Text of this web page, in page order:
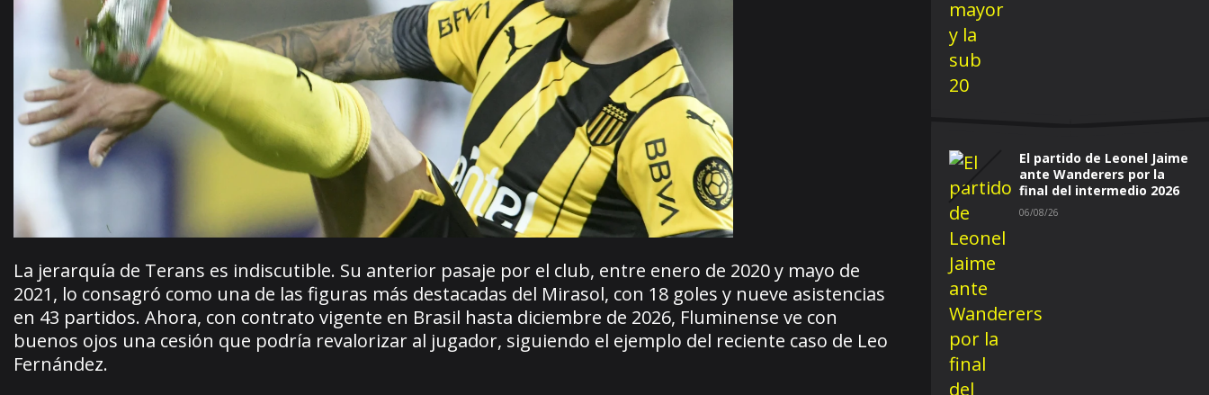
La jerarquía de Terans es indiscutible. Su anterior pasaje por el club, entre enero de 2020 y mayo de
2021, lo consagró como una de las figuras más destacadas del Mirasol, con 18 goles y nueve asistencias
en 43 partidos. Ahora, con contrato vigente en Brasil hasta diciembre de 2026, Fluminense ve con
buenos ojos una cesión que podría revalorizar al jugador, siguiendo el ejemplo del reciente caso de Leo
Fernández.
El partido de Leonel Jaime
ante Wanderers por la
final del intermedio 2026
06/08/26